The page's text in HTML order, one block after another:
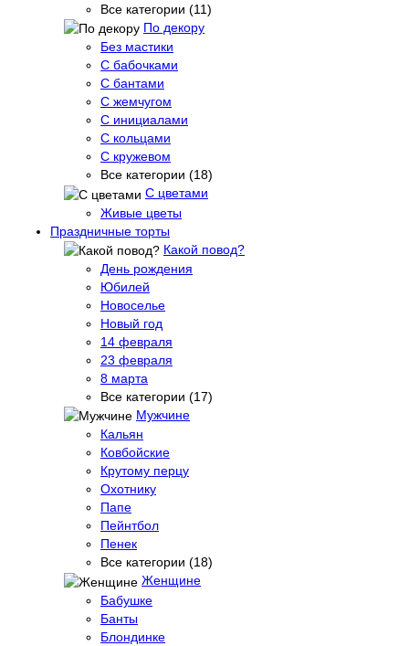
Все категории (11)
По декору
Без мастики
С бабочками
С бантами
С жемчугом
С инициалами
С кольцами
С кружевом
Все категории (18)
С цветами
Живые цветы
Праздничные торты
Какой повод?
День рождения
Юбилей
Новоселье
Новый год
14 февраля
23 февраля
8 марта
Все категории (17)
Мужчине
Кальян
Ковбойские
Крутому перцу
Охотнику
Папе
Пейнтбол
Пенек
Все категории (18)
Женщине
Бабушке
Банты
Блондинке